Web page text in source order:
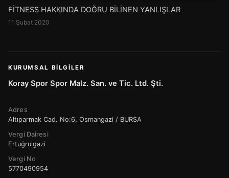
FİTNESS HAKKINDA DOĞRU BİLİNEN YANLIŞLAR
11 Şubat 2020
KURUMSAL BILGILER
Koray Spor Spor Malz. San. ve Tic. Ltd. Şti.
Adres
Altıparmak Cad. No:6, Osmangazi / BURSA
Vergi Dairesi
Ertuğrulgazi
Vergi No
5770490954